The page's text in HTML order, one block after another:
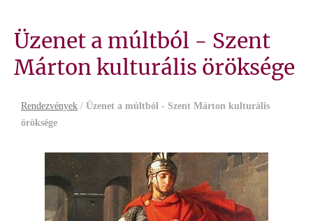
Üzenet a múltból - Szent
Márton kulturális öröksége
Rendezvények / Üzenet a múltból - Szent Márton kulturális
öröksége